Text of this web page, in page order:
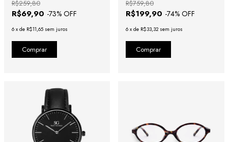
R$69,90 -73% OFF
R$259,80
6 x de R$11,65 sem juros
R$199,90 -74% OFF
R$759,80
6 x de R$33,32 sem juros